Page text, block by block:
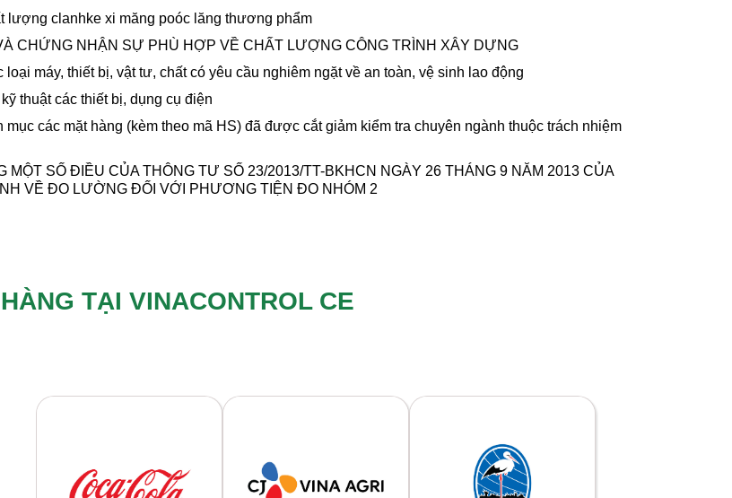
lượng clanhke xi măng poóc lăng thương phẩm
CHỨNG NHẬN SỰ PHÙ HỢP VỀ CHẤT LƯỢNG CÔNG TRÌNH XÂY DỰNG
máy, thiết bị, vật tư, chất có yêu cầu nghiêm ngặt về an toàn, vệ sinh lao động
thuật các thiết bị, dụng cụ điện
các mặt hàng (kèm theo mã HS) đã được cắt giảm kiểm tra chuyên ngành thuộc trách nhiệm
SỐ ĐIỀU CỦA THÔNG TƯ SỐ 23/2013/TT-BKHCN NGÀY 26 THÁNG 9 NĂM 2013 CỦA
VỀ ĐO LƯỜNG ĐỐI VỚI PHƯƠNG TIỆN ĐO NHÓM 2
TẠI VINACONTROL CE